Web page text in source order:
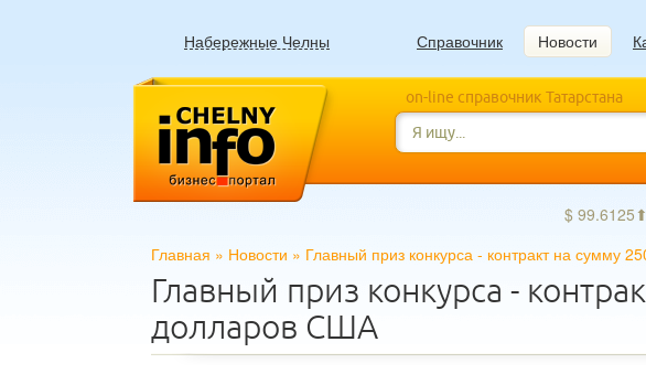
Набережные Челны Справочник Новости
on-line справочник Татарстана
$ 99.6125⬆
Главная » Новости » Главный приз конкурса - контракт на сумму
Главный приз конкурса -
долларов США